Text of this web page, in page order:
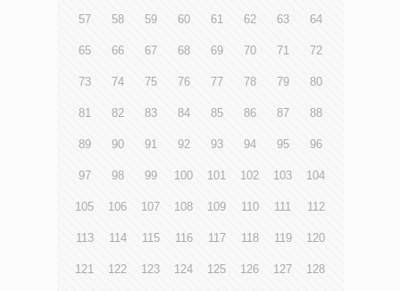
57 58 59 60 61 62 63 64
65 66 67 68 69 70 71 72
73 74 75 76 77 78 79 80
81 82 83 84 85 86 87 88
89 90 91 92 93 94 95 96
97 98 99 100 101 102 103 104
105 106 107 108 109 110 111 112
113 114 115 116 117 118 119 120
121 122 123 124 125 126 127 128